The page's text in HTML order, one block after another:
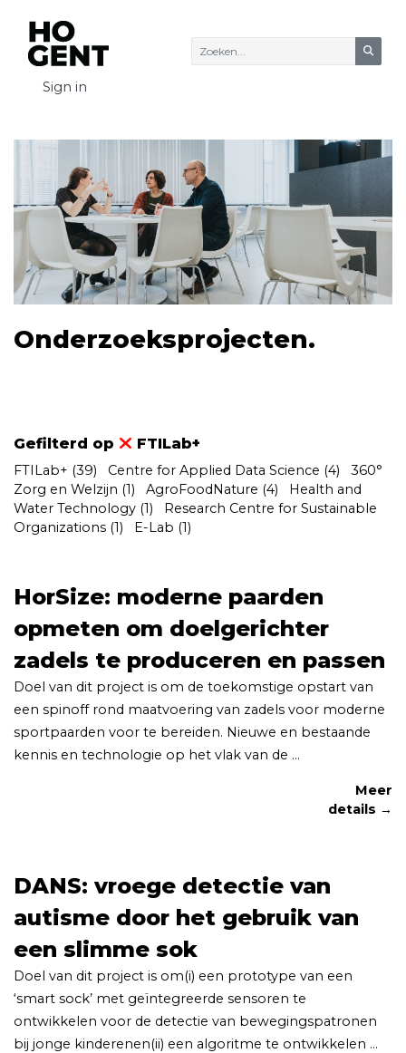
Sign in
Onderzoeksprojecten.
Gefilterd op FTILab+
FTILab+ (39) Centre for Applied Data Science (4)
360°
Zorg en Welzijn (1) AgroFoodNature (4)
Health and
Water Technology (1)
Research Centre for Sustainable
Organizations (1) E-Lab (1)
HorSize: moderne paarden
opmeten om doelgerichter
zadels te produceren en passen
Doel van dit project is om de toekomstige opstart van
een spinoff rond maatvoering van zadels voor moderne
sportpaarden voor te bereiden. Nieuwe en bestaande
kennis en technologie op het vlak van de ...
Meer
details →
DANS: vroege detectie van
autisme door het gebruik van
een slimme sok
Doel van dit project is om(i) een prototype van een
‘smart sock’ met geïntegreerde sensoren te
ontwikkelen voor de detectie van bewegingspatronen
bij jonge kinderenen(ii) een algoritme te ontwikkelen ...